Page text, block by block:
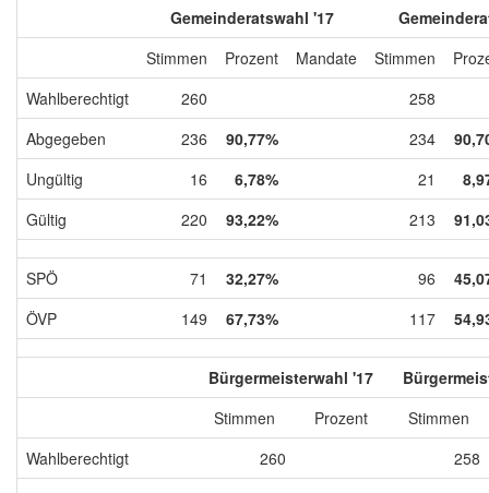
Gemeinderatswahl '17
Stimmen
Prozent Mandate Stimmen
Wahlberechtigt
260
258
Abgegeben
236 90,77% 234
Ungültig
16 6,78% 21
Gültig
220 93,22% 213
SPÖ 71 32,27% 96
ÖVP
149 67,73% 117
Bürgermeisterwahl '17
Stimmen
Prozent
Stimmen
Wahlberechtigt
260
258